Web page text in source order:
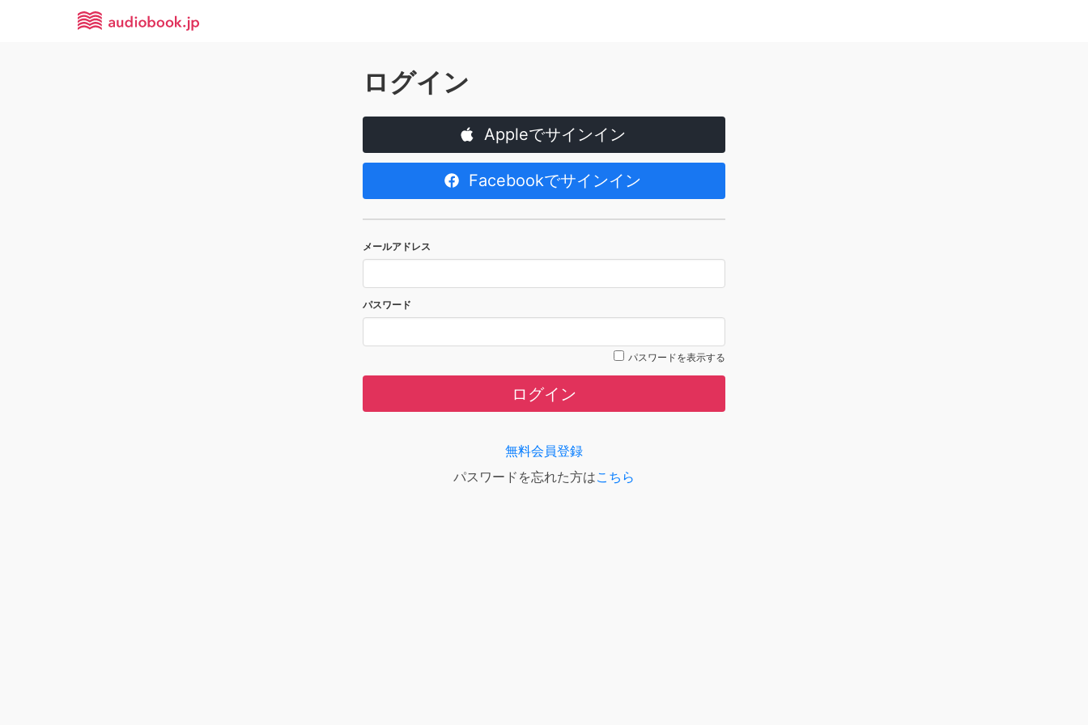
ログイン
Appleでサインイン
Facebookでサインイン
メールアドレス
パスワード
パスワードを表示する
ログイン
無料会員登録
パスワードを忘れた方はこちら